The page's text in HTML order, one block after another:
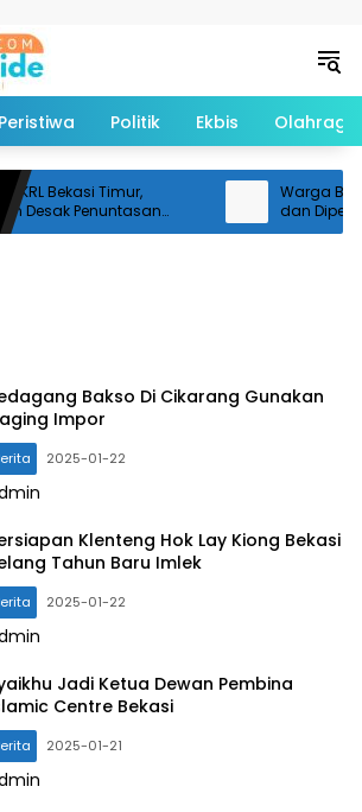
Peristiwa Politik Ekbis Olahraga
Bekasi Timur,
Penuntasan
Warga
dan
Bakso Di Cikarang Gunakan
Impor
2025-01-22
Klenteng Hok Lay Kiong Bekasi
Tahun Baru Imlek
2025-01-22
Jadi Ketua Dewan Pembina
Centre Bekasi
2025-01-21